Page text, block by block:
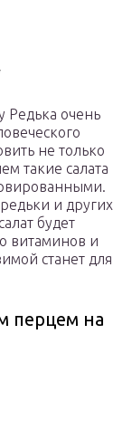
Редька очень
не только
такие салата
и других
будет
витаминов и
станет для
перцем на